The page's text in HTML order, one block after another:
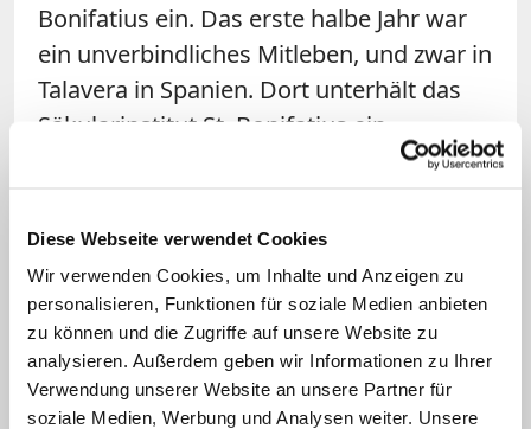
Diese Webseite verwendet Cookies
Wir verwenden Cookies, um Inhalte und Anzeigen zu
personalisieren, Funktionen für soziale Medien anbieten
zu können und die Zugriffe auf unsere Website zu
analysieren. Außerdem geben wir Informationen zu Ihrer
Verwendung unserer Website an unsere Partner für
soziale Medien, Werbung und Analysen weiter. Unsere
Bonifatius ein. Das erste halbe Jahr war
ein unverbindliches Mitleben, und zwar in
Talavera in Spanien. Dort unterhält das
Säkularinstitut St. Bonifatius ein
Wohnheim für Immigrantinnen mit und
waren vor ihren Männern geflohen, die
sie misshandelt hatten. Mit diesen
Erfahrungen und um eine Fremdsprache
reicher, begann ich ein halbes Jahr später
die Formungszeit – die eigentliche
Ausbildung.